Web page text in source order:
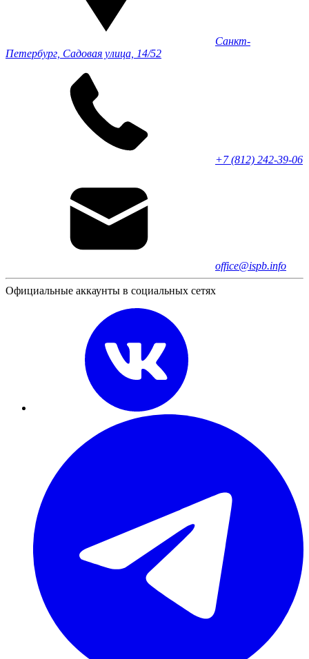
Санкт-
Петербург, Садовая улица, 14/52
+7 (812) 242-39-06
office@ispb.info
Официальные аккаунты в социальных сетях